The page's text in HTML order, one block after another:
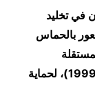
في تخليد
بالحماس
للصحافيين المغاربة، منذ تأسيسها (29 يناير 1999)، لحماية